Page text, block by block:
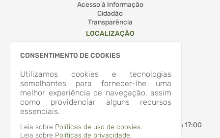
CONSENTIMENTO DE COOKIES
Utilizamos cookies e tecnologias
semelhantes para fornecer-lhe uma
melhor experiência de navegação, assim
como providenciar alguns recursos
essenciais.
Leia sobre Políticas de uso de cookies.
Leia sobre Políticas de privacidade.
Acesso à Informação
Cidadão
Transparência
LOCALIZAÇÃO
Apiúna/
Abrir no Mapa
CONTATOS
(47) 3353-2500
administracao@apiuna.sc.gov.br
Segunda-feira a Sexta-feira7:30 às 12:00 - 13:30 às 17:00